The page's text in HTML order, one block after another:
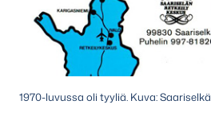
1970-luvussa oli tyyliä. Kuva: Saariselkä